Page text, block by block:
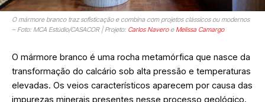
O mármore branco traz sofisticação e combina com projetos clássicos ou modernos
– Foto: MCA Estúdio/CASACOR | Projeto: Carlos NaveroeMelissa Camargo
O mármore branco é uma rocha metamórfica que nasce da
transformação do calcário sob alta pressão e temperaturas
elevadas. Os veios característicos aparecem por causa das
impurezas minerais presentes nesse processo geológico.